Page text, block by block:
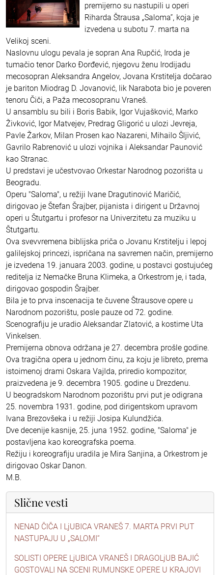
premijerno su nastupili u operi
Riharda Štrausa „Saloma”, koja je
izvedena u subotu 7. marta na
Velikoj sceni.
Naslovnu ulogu pevala je sopran Ana Rupčić, Iroda je
tumačio tenor Darko Đorđević, njegovu ženu Irodijadu
mecosopran Aleksandra Angelov, Jovana Krstitelja dočarao
je bariton Miodrag D. Jovanović, lik Narabota bio je poveren
tenoru Čiči, a Paža mecosopranu Vraneš.
U ansamblu su bili i Boris Babik, Igor Vujašković, Marko
Živković, Igor Matvejev, Predrag Gligorić u ulozi Jevreja,
Pavle Žarkov, Milan Prosen kao Nazareni, Mihailo Šljivić,
Gavrilo Rabrenović u ulozi vojnika i Aleksandar Paunović
kao Stranac.
U predstavi je učestvovao Orkestar Narodnog pozorišta u
Beogradu.
Operu "Saloma", u režiji Ivane Dragutinović Maričić,
dirigovao je Štefan Šrajber, pijanista i dirigent u Državnoj
operi u Štutgartu i profesor na Univerzitetu za muziku u
Štutgartu.
Ova svevvremena biblijska priča o Jovanu Krstitelju i lepoj
galilejskoj princezi, ispričana na savremen način, premijerno
je izvedena 19. januara 2003. godine, u postavci gostujućeg
reditelja iz Nemačke Bruna Klimeka, a Orkestrom je, i tada,
dirigovao gospodin Šrajber.
Bila je to prva inscenacija te čuvene Štrausove opere u
Narodnom pozorištu, posle pauze od 72. godine.
Scenografiju je uradio Aleksandar Zlatović, a kostime Uta
Vinkelsen.
Premijerna obnova održana je 27. decembra prošle godine.
Ova tragična opera u jednom činu, za koju je libreto, prema
istoimenoj drami Oskara Vajlda, priredio kompozitor,
praizvedena je 9. decembra 1905. godine u Drezdenu.
U beogradskom Narodnom pozorištu prvi put je odigrana
25. novembra 1931. godine, pod dirigentskom upravom
Ivana Brezovšeka i u režiji Josipa Kulundžića.
Dve decenije kasnije, 25. juna 1952. godine, "Saloma" je
postavljena kao koreografska poema.
Režiju i koreografiju uradila je Mira Sanjina, a Orkestrom je
dirigovao Oskar Danon.
M.B.
Slične vesti
NENAD ČIČA I LjUBICA VRANEŠ 7. MARTA PRVI PUT
NASTUPAJU U „SALOMI“
SOLISTI OPERE LjUBICA VRANEŠ I DRAGOLjUB BAJIĆ
GOSTOVALI NA SCENI RUMUNSKE OPERE U KRAJOVI